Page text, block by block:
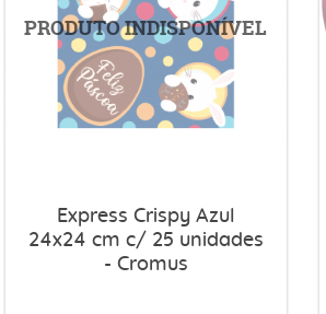
Express Crispy Azul
24x24 cm c/ 25 unidades
- Cromus